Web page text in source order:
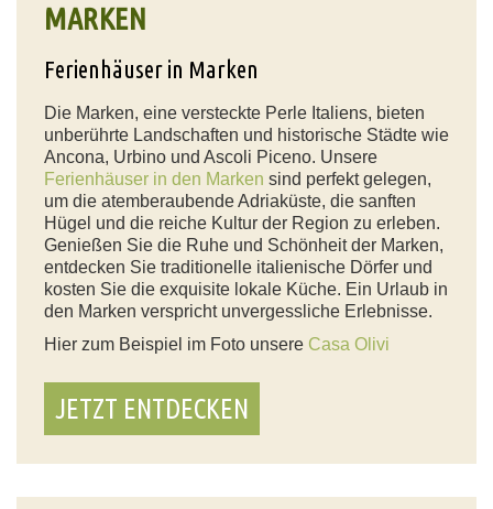
MARKEN
Ferienhäuser in Marken
Die Marken, eine versteckte Perle Italiens, bieten
unberührte Landschaften und historische Städte wie
Ancona, Urbino und Ascoli Piceno. Unsere
Ferienhäuser in den Marken sind perfekt gelegen,
um die atemberaubende Adriaküste, die sanften
Hügel und die reiche Kultur der Region zu erleben.
Genießen Sie die Ruhe und Schönheit der Marken,
entdecken Sie traditionelle italienische Dörfer und
kosten Sie die exquisite lokale Küche. Ein Urlaub in
den Marken verspricht unvergessliche Erlebnisse.
Hier zum Beispiel im Foto unsere Casa Olivi
JETZT ENTDECKEN